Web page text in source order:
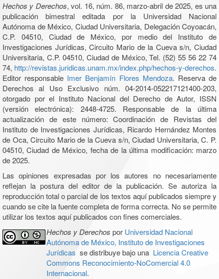
Hechos y Derechos, vol. 16, núm. 86, marzo-abril de 2025, es una
publicación bimestral editada por la Universidad Nacional
Autónoma de México, Ciudad Universitaria, Delegación Coyoacán,
C.P. 04510, Ciudad de México, por medio del Instituto de
Investigaciones Jurídicas, Circuito Mario de la Cueva s/n, Ciudad
Universitaria, C.P. 04510, Ciudad de México, Tel. (52) 55 56 22 74
74, http://revistas.juridicas.unam.mx/index.php/hechos-y-derechos.
Editor responsable Imer Benjamín Flores Mendoza. Reserva de
Derechos al Uso Exclusivo núm. 04-2014-052217121400-203,
otorgado por el Instituto Nacional del Derecho de Autor, ISSN
(versión electrónica): 2448-4725. Responsable de la última
actualización de este número: Coordinación de Revistas del
Instituto de Investigaciones Jurídicas, Ricardo Hernández Montes
de Oca, Circuito Mario de la Cueva s/n, Ciudad Universitaria, C. P.
04510, Ciudad de México, fecha de la última modificación: marzo
de 2025.
Las opiniones expresadas por los autores no necesariamente
reflejan la postura del editor de la publicación. Se autoriza la
reproducción total o parcial de los textos aquí publicados siempre y
cuando se cite la fuente completa de forma correcta. No se permite
utilizar los textos aquí publicados con fines comerciales.
Hechos y Derechos por Universidad Nacional
Autónoma de México, Instituto de Investigaciones
Jurídicas se distribuye bajo una Licencia Creative
Commons Reconocimiento-NoComercial 4.0
Internacional.